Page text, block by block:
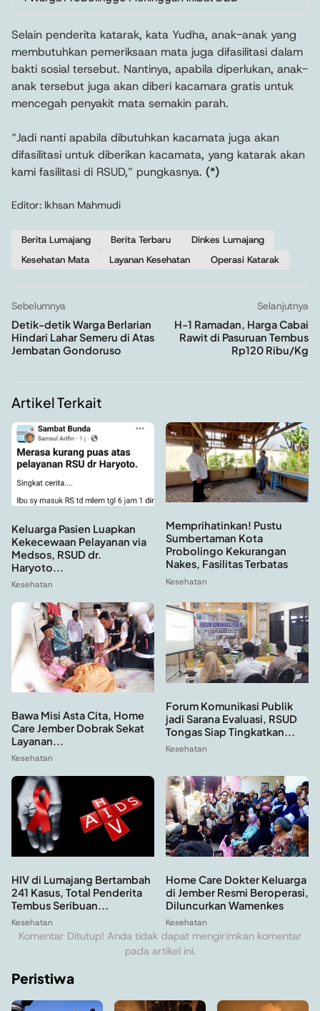
Selain penderita katarak, kata Yudha, anak-anak yang
membutuhkan pemeriksaan mata juga difasilitasi dalam
bakti sosial tersebut. Nantinya, apabila diperlukan, anak-
anak tersebut juga akan diberi kacamara gratis untuk
mencegah penyakit mata semakin parah.
“Jadi nanti apabila dibutuhkan kacamata juga akan
difasilitasi untuk diberikan kacamata, yang katarak akan
kami fasilitasi di RSUD,” pungkasnya. (*)
Editor: Ikhsan Mahmudi
Berita Lumajang Berita Terbaru
Dinkes Lumajang
Kesehatan Mata
Layanan Kesehatan Operasi Katarak
Sebelumnya
Detik-detik Warga Berlarian
Hindari Lahar Semeru di Atas
Jembatan Gondoruso
Selanjutnya
H-1 Ramadan, Harga Cabai
Rawit di Pasuruan Tembus
Rp120 Ribu/Kg
Artikel Terkait
Keluarga Pasien Luapkan
Kekecewaan Pelayanan via
Medsos, RSUD dr.
Haryoto...
Kesehatan
Memprihatinkan! Pustu
Sumbertaman Kota
Probolingo Kekurangan
Nakes, Fasilitas Terbatas
Kesehatan
Bawa Misi Asta Cita, Home
Care Jember Dobrak Sekat
Layanan...
Kesehatan
Forum Komunikasi Publik
jadi Sarana Evaluasi, RSUD
Tongas Siap Tingkatkan...
Kesehatan
HIV di Lumajang Bertambah
241 Kasus, Total Penderita
Tembus Seribuan...
Kesehatan
Home Care Dokter Keluarga
di Jember Resmi Beroperasi,
Diluncurkan Wamenkes
Kesehatan
Komentar Ditutup! Anda tidak dapat mengirimkan komentar
pada artikel ini.
Peristiwa